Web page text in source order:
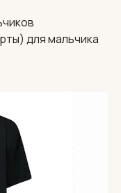
для мальчика